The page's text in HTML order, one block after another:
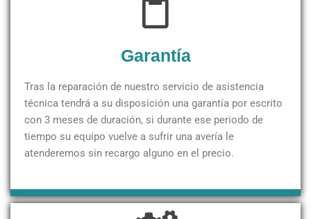
Garantía
Tras la reparación de nuestro servicio de asistencia
técnica tendrá a su disposición una garantía por escrito
con 3 meses de duración, si durante ese periodo de
tiempo su equipo vuelve a sufrir una avería le
atenderemos sin recargo alguno en el precio.